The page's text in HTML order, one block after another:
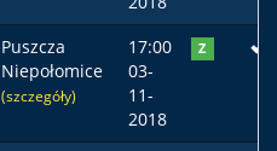
Puszcza
Niepołomice
(szczegóły)
17:00
03-
11-
2018
Z